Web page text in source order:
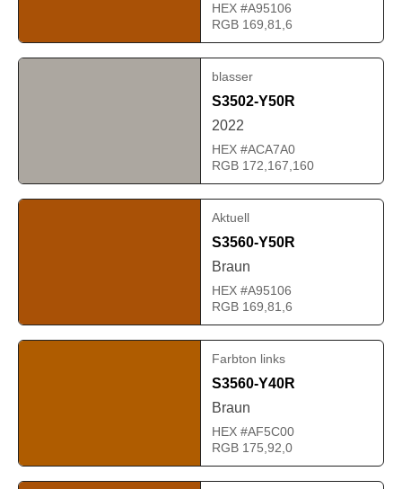
HEX #A95106
RGB 169,81,6
blasser
S3502-Y50R
2022
HEX #ACA7A0
RGB 172,167,160
Aktuell
S3560-Y50R
Braun
HEX #A95106
RGB 169,81,6
Farbton links
S3560-Y40R
Braun
HEX #AF5C00
RGB 175,92,0